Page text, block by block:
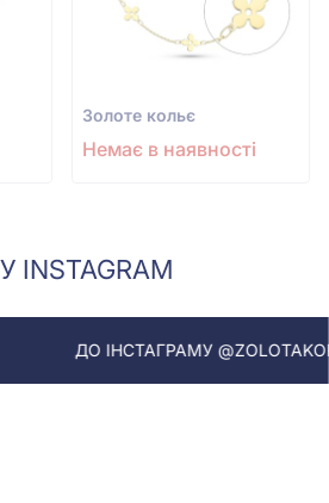
Золоте кольє
Немає в наявності
INSTAGRAM
ДО ІНСТАГРАМУ @ZOLOTAKOROLEVA